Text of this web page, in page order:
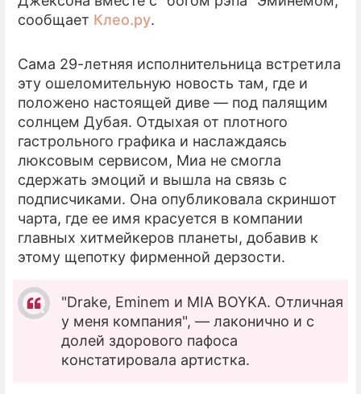
сообщает Клео.ру.
Сама 29-летняя исполнительница встретила
эту ошеломительную новость там, где и
положено настоящей диве — под палящим
солнцем Дубая. Отдыхая от плотного
гастрольного графика и наслаждаясь
люксовым сервисом, Миа не смогла
сдержать эмоций и вышла на связь с
подписчиками. Она опубликовала скриншот
чарта, где ее имя красуется в компании
главных хитмейкеров планеты, добавив к
этому щепотку фирменной дерзости.
"Drake, Eminem и MIA BOYKA. Отличная
у меня компания", — лаконично и с
долей здорового пафоса
констатировала артистка.